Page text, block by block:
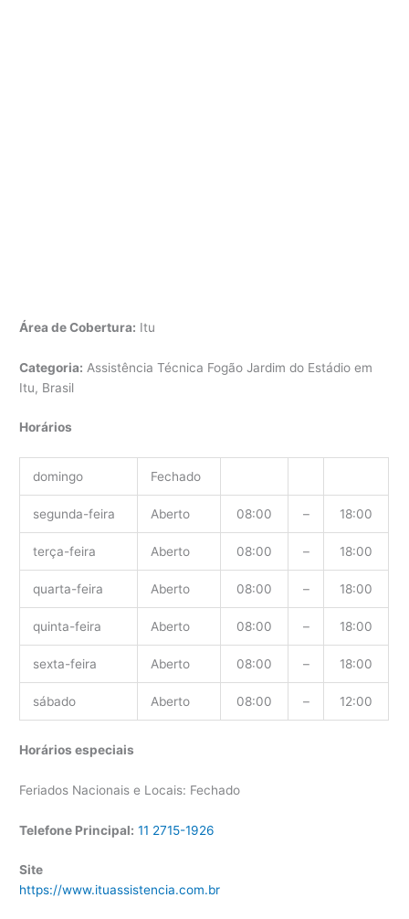
Área de Cobertura: Itu
Categoria: Assistência Técnica Fogão Jardim do Estádio em
Itu, Brasil
Horários
domingo Fechado
segunda-feira Aberto 08:00 – 18:00
terça-feira Aberto 08:00 – 18:00
quarta-feira Aberto 08:00 – 18:00
quinta-feira Aberto 08:00 – 18:00
sexta-feira Aberto 08:00 – 18:00
sábado Aberto 08:00 – 12:00
Horários especiais
Feriados Nacionais e Locais: Fechado
Telefone Principal: 11 2715-1926
Site
https://www.ituassistencia.com.br